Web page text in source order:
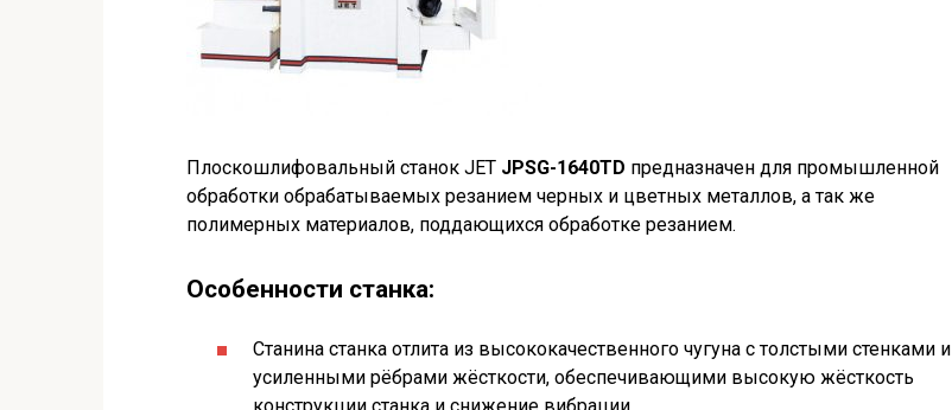
Плоскошлифовальный станок JET JPSG-1640TD предназначен для промышленной
обработки обрабатываемых резанием черных и цветных металлов, а так же
полимерных материалов, поддающихся обработке резанием.
Особенности станка:
Станина станка отлита из высококачественного чугуна с толстыми стенками и
усиленными рёбрами жёсткости, обеспечивающими высокую жёсткость
конструкции станка и снижение вибрации